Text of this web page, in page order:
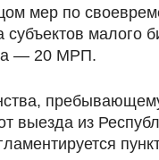
мер по
малого
— 20 МРП.
выезда из